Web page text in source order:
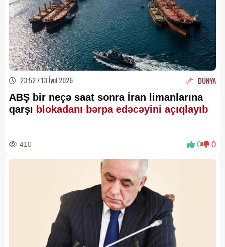
23:52 / 13 İyul 2026 DÜNYA
ABŞ bir neçə saat sonra İran limanlarına
qarşı blokadanı bərpa edəcəyini açıqlayıb
410 0 0